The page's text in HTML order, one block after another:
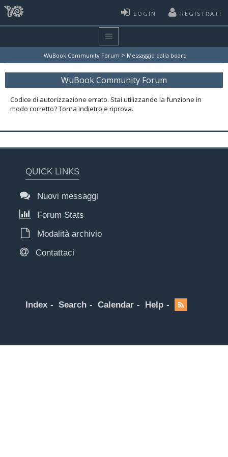
LOGIN REGISTRATI
WuBook Community Forum > Messaggio dalla board
WuBook Community Forum
Codice di autorizzazione errato. Stai utilizzando la funzione in
modo corretto? Torna indietro e riprova.
QUICK LINKS
Nuovi messaggi
Forum Stats
Modalità archivio
Contattaci
Index Search Calendar Help